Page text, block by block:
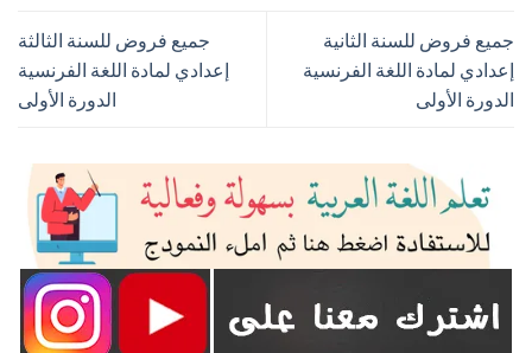
جميع فروض للسنة الثانية
إعدادي لمادة اللغة الفرنسية
الدورة الأولى
جميع فروض للسنة الثالثة
إعدادي لمادة اللغة الفرنسية
الدورة الأولى